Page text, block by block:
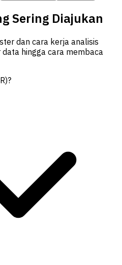
Sering Diajukan
dan cara kerja analisis
hingga cara membaca